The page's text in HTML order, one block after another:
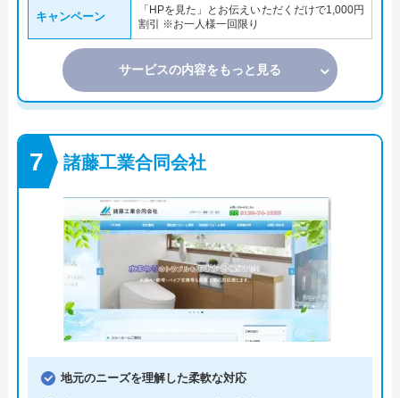
キャンペーン
「HPを見た」とお伝えいただくだけで1,000円
割引 ※お一人様一回限り
サービスの内容をもっと見る
諸藤工業合同会社
地元のニーズを理解した柔軟な対応